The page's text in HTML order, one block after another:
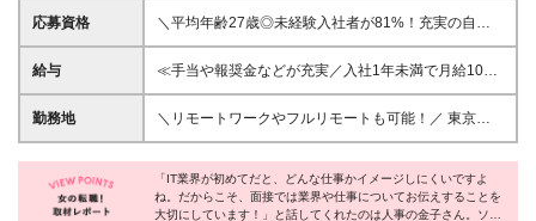
応募資格
＼平均年齢27歳◎未経験入社者が81%！充実の自社
内研修があるから安心♪／ ■29歳以下の方（若年層の
長期的なキャリア形成を図るため） ＊前職不問 ＊学
手」TOP3／ ①職場の雰囲気・人間関係が良さそうだ
ったから ②教育体制・フォロー体制が充実していた
から 「人の良さ」が圧倒的な1位を占め、 次点で「成
長できる環境」に魅力に感じて入社した社員が多かっ
たです。 職場の雰囲気やサポート体制の安心感は、
給与
≪手当や報奨金などが充実／入社1年未満で月給10万
円UP実績あり≫ 月給23万9000円以上＋各種手当・報
奨金 ★スキル・経験を考慮の上、優遇します ★上記
い人事評価制度！／ 評価のタイミングは年2回。 社内
には人事評価専門の部署もあり、 保有資格やスキル
勤務地
＼リモートワークやフルリモートも可能！／ 東京、
神奈川、千葉、埼玉のお客様先、またはリモートワー
クでの勤務となります。 ★勤務地の希望を考慮しま
す ★引っ越しを伴う転勤はありません ■本社 東京都
港区三田3-2-8 THE PORTAL MITA 3F ＼ゆくゆくは在
「IT業界が初めてだと、どんな仕事かイメージしにくいですよ
ね。だからこそ、面接では業界や仕事についてお伝えすることを
大切にしています！」と話してくれたのは人事の金子さん。ソシ